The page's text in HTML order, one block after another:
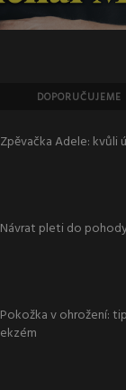
DOPORUČUJEME
Zpěvačka Adele: kvůli
Návrat pleti do
Pokožka v ohrožení:
ekzém